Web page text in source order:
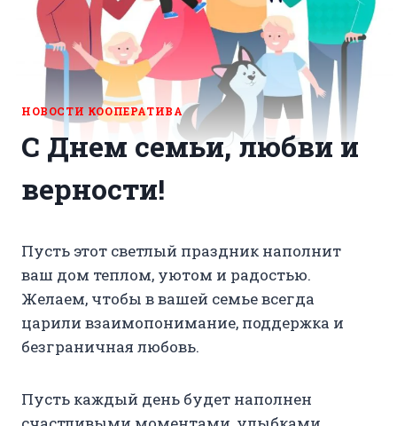
НОВОСТИ КООПЕРАТИВА
С Днем семьи, любви и
верности!
Пусть этот светлый праздник наполнит
ваш дом теплом, уютом и радостью.
Желаем, чтобы в вашей семье всегда
царили взаимопонимание, поддержка и
безграничная любовь.
Пусть каждый день будет наполнен